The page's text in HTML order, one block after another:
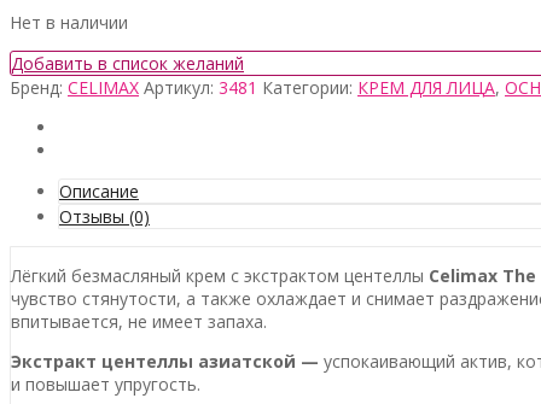
Нет в наличии
Добавить в список желаний
Бренд: CELIMAX Артикул: 3481 Категории: КРЕМ ДЛЯ ЛИЦА,
Описание
Отзывы (0)
Лёгкий безмасляный крем с экстрактом центеллы Celimax
чувство стянутости, а также охлаждает и снимает
впитывается, не имеет запаха.
Экстракт центеллы азиатской — успокаивающий актив,
и повышает упругость.